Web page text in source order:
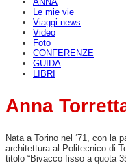
Le mie vie
Viaggi news
Video
Foto
CONFERENZE
GUIDA
LIBRI
Anna
Nata a Torino nel ‘71, con la
architettura al Politecnico di
titolo “Bivacco fisso a quota